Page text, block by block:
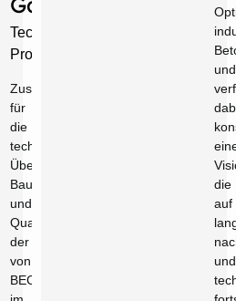
Technischer
Projektleiter
Zuständig
für
die
technische
Überwachung,
Bauausführung
und
Qualitätskontrolle
der
von
BECOSAN®
und
die
auf
und